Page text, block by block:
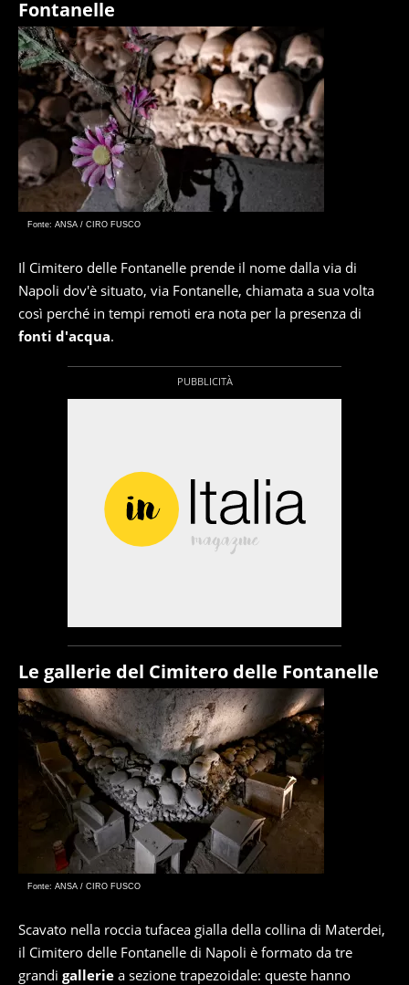
Fontanelle
Fonte: ANSA / CIRO FUSCO
Il Cimitero delle Fontanelle prende il nome dalla via di
Napoli dov'è situato, via Fontanelle, chiamata a sua volta
così perché in tempi remoti era nota per la presenza di
fonti d'acqua.
Le gallerie del Cimitero delle Fontanelle
Fonte: ANSA / CIRO FUSCO
Scavato nella roccia tufacea gialla della collina di Materdei,
il Cimitero delle Fontanelle di Napoli è formato da tre
grandi gallerie a sezione trapezoidale: queste hanno